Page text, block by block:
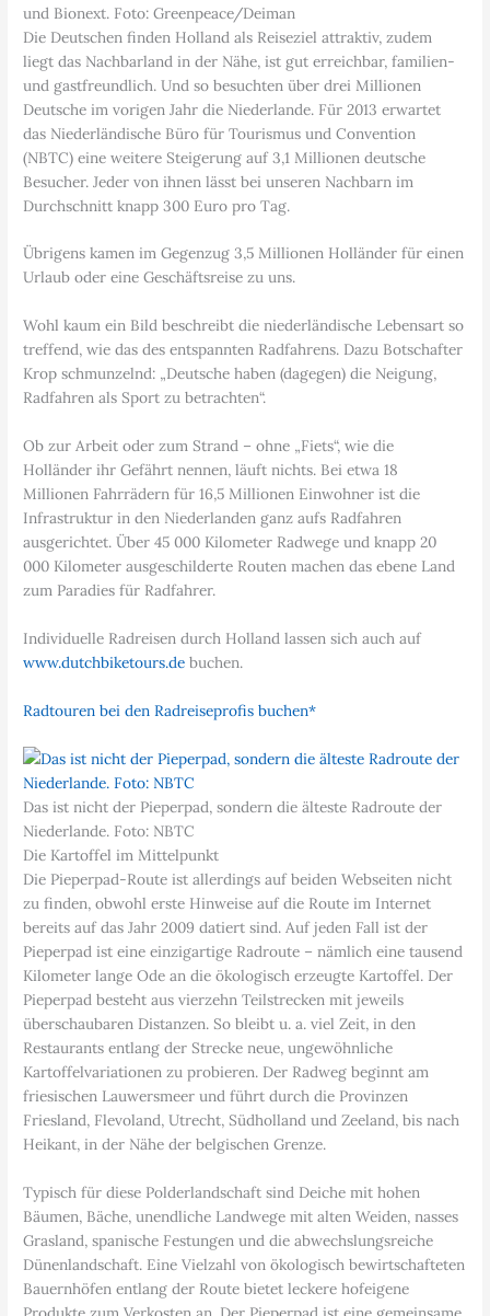
und Bionext. Foto: Greenpeace/Deiman
Die Deutschen finden Holland als Reiseziel attraktiv, zudem
liegt das Nachbarland in der Nähe, ist gut erreichbar, familien-
und gastfreundlich. Und so besuchten über drei Millionen
Deutsche im vorigen Jahr die Niederlande. Für 2013 erwartet
das Niederländische Büro für Tourismus und Convention
(NBTC) eine weitere Steigerung auf 3,1 Millionen deutsche
Besucher. Jeder von ihnen lässt bei unseren Nachbarn im
Durchschnitt knapp 300 Euro pro Tag.
Übrigens kamen im Gegenzug 3,5 Millionen Holländer für einen
Urlaub oder eine Geschäftsreise zu uns.
Wohl kaum ein Bild beschreibt die niederländische Lebensart so
treffend, wie das des entspannten Radfahrens. Dazu Botschafter
Krop schmunzelnd: „Deutsche haben (dagegen) die Neigung,
Radfahren als Sport zu betrachten“.
Ob zur Arbeit oder zum Strand – ohne „Fiets“, wie die
Holländer ihr Gefährt nennen, läuft nichts. Bei etwa 18
Millionen Fahrrädern für 16,5 Millionen Einwohner ist die
Infrastruktur in den Niederlanden ganz aufs Radfahren
ausgerichtet. Über 45 000 Kilometer Radwege und knapp 20
000 Kilometer ausgeschilderte Routen machen das ebene Land
zum Paradies für Radfahrer.
Individuelle Radreisen durch Holland lassen sich auch auf
www.dutchbiketours.de buchen.
Radtouren bei den Radreiseprofis buchen*
Das ist nicht der Pieperpad, sondern die älteste Radroute der
Niederlande. Foto: NBTC
Die Kartoffel im Mittelpunkt
Die Pieperpad-Route ist allerdings auf beiden Webseiten nicht
zu finden, obwohl erste Hinweise auf die Route im Internet
bereits auf das Jahr 2009 datiert sind. Auf jeden Fall ist der
Pieperpad ist eine einzigartige Radroute – nämlich eine tausend
Kilometer lange Ode an die ökologisch erzeugte Kartoffel. Der
Pieperpad besteht aus vierzehn Teilstrecken mit jeweils
überschaubaren Distanzen. So bleibt u. a. viel Zeit, in den
Restaurants entlang der Strecke neue, ungewöhnliche
Kartoffelvariationen zu probieren. Der Radweg beginnt am
friesischen Lauwersmeer und führt durch die Provinzen
Friesland, Flevoland, Utrecht, Südholland und Zeeland, bis nach
Heikant, in der Nähe der belgischen Grenze.
Typisch für diese Polderlandschaft sind Deiche mit hohen
Bäumen, Bäche, unendliche Landwege mit alten Weiden, nasses
Grasland, spanische Festungen und die abwechslungsreiche
Dünenlandschaft. Eine Vielzahl von ökologisch bewirtschafteten
Bauernhöfen entlang der Route bietet leckere hofeigene